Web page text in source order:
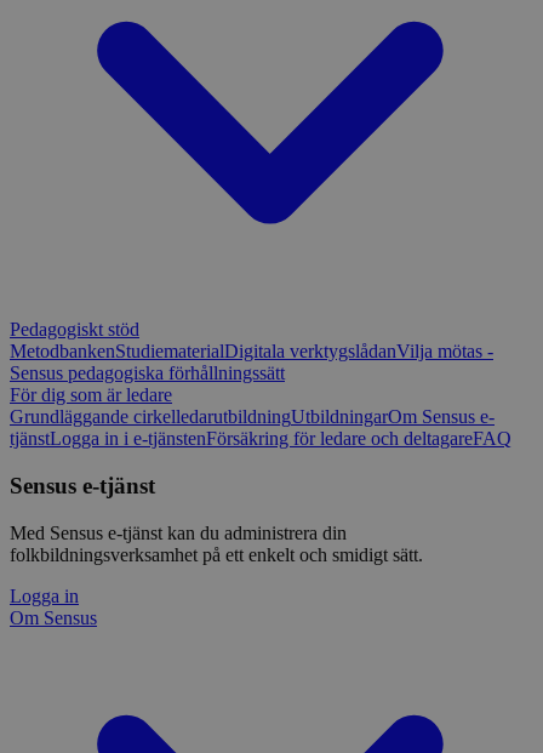
Pedagogiskt stöd
MetodbankenStudiematerialDigitala verktygslådanVilja mötas -
Sensus pedagogiska förhållningssätt
För dig som är ledare
Grundläggande cirkelledarutbildningUtbildningarOm Sensus e-
tjänstLogga in i e-tjänstenFörsäkring för ledare och deltagareFAQ
Sensus e-tjänst
Med Sensus e-tjänst kan du administrera din
folkbildningsverksamhet på ett enkelt och smidigt sätt.
Logga in
Om Sensus